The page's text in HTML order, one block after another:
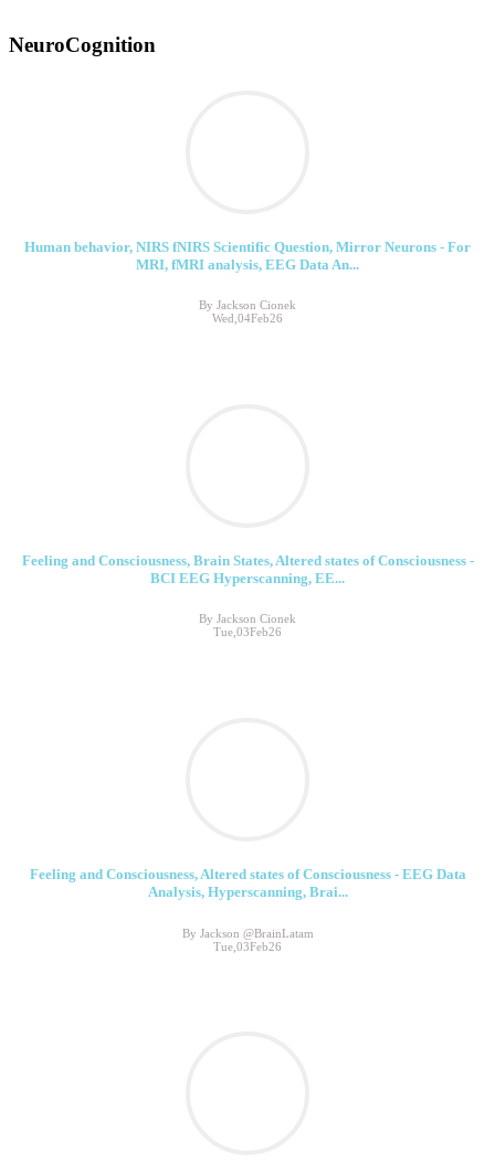
NeuroCognition
Human behavior, NIRS fNIRS Scientific Question, Mirror Neurons - For
MRI, fMRI analysis, EEG Data An...
By Jackson Cionek
Wed,04Feb26
Feeling and Consciousness, Brain States, Altered states of Consciousness -
BCI EEG Hyperscanning, EE...
By Jackson Cionek
Tue,03Feb26
Feeling and Consciousness, Altered states of Consciousness - EEG Data
Analysis, Hyperscanning, Brai...
By Jackson @BrainLatam
Tue,03Feb26